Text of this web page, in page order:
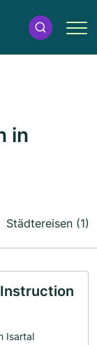
in
Städtereisen (1)
Isartal